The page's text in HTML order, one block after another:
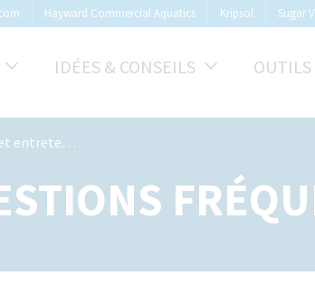
Hayward Commercial Aquatics Kripsol Sugar
IDÉES & CONSEILS OUTILS
de piscine ?